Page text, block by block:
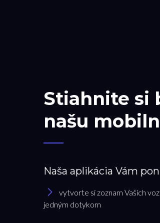
Stiahnite si
našu
Naša aplikácia Vám
vytvorte si zoznam Vašich
jedným dotykom